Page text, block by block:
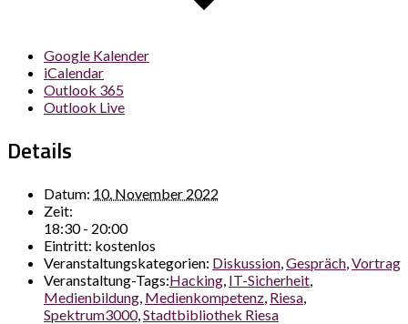
Google Kalender
iCalendar
Outlook 365
Outlook Live
Details
Datum: 10. November 2022
Zeit:
18:30 - 20:00
Eintritt: kostenlos
Veranstaltungskategorien: Diskussion,Gespräch,Vortrag
Veranstaltung-Tags:Hacking, IT-Sicherheit,
Medienbildung, Medienkompetenz, Riesa,
Spektrum3000,Stadtbibliothek Riesa